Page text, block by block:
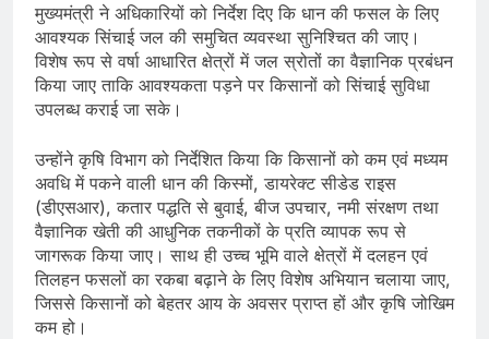
मुख्यमंत्री ने अधिकारियों को निर्देश दिए कि धान की फसल के लिए
आवश्यक सिंचाई जल की समुचित व्यवस्था सुनिश्चित की जाए।
विशेष रूप से वर्षा आधारित क्षेत्रों में जल स्रोतों का वैज्ञानिक प्रबंधन
किया जाए ताकि आवश्यकता पड़ने पर किसानों को सिंचाई सुविधा
उपलब्ध कराई जा सके।
उन्होंने कृषि विभाग को निर्देशित किया कि किसानों को कम एवं मध्यम
अवधि में पकने वाली धान की किस्मों, डायरेक्ट सीडेड राइस
(डीएसआर), कतार पद्धति से बुवाई, बीज उपचार, नमी संरक्षण तथा
वैज्ञानिक खेती की आधुनिक तकनीकों के प्रति व्यापक रूप से
जागरूक किया जाए। साथ ही उच्च भूमि वाले क्षेत्रों में दलहन एवं
तिलहन फसलों का रकबा बढ़ाने के लिए विशेष अभियान चलाया जाए,
जिससे किसानों को बेहतर आय के अवसर प्राप्त हों और कृषि जोखिम
कम हो।